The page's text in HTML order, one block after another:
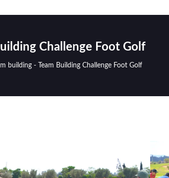
Challenge Foot Golf
building - Team Building Challenge Foot Golf